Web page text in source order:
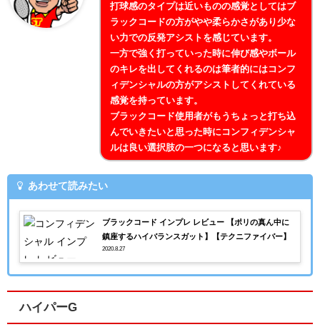
打球感のタイプは近いものの感覚としてはブ
ラックコードの方がやや柔らかさがあり少な
い力での反発アシストを感じています。
一方で強く打っていった時に伸び感やボール
のキレを出してくれるのは筆者的にはコンフ
ィデンシャルの方がアシストしてくれている
感覚を持っています。
ブラックコード使用者がもうちょっと打ち込
んでいきたいと思った時にコンフィデンシャ
ルは良い選択肢の一つになると思います♪
あわせて読みたい
ブラックコード インプレ レビュー 【ポリの真ん中に
鎮座するハイバランスガット】【テクニファイバー】
2020.8.27
ハイパーG